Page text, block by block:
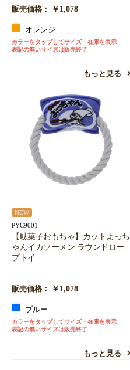
販売価格： ￥1,078
オレンジ
カラーをタップしてサイズ・在庫を表示
表記の無いサイズは販売終了
もっと見る
NEW
PYC9001
【駄菓子おもちゃ】カットよっち
ゃんイカソーメン ラウンドロー
プトイ
販売価格： ￥1,078
ブルー
カラーをタップしてサイズ・在庫を表示
表記の無いサイズは販売終了
もっと見る